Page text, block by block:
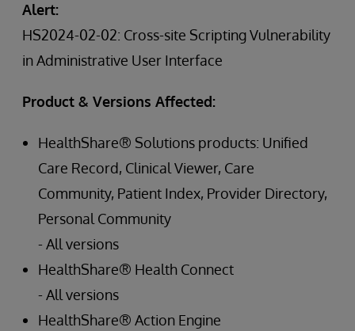
Alert:
HS2024-02-02: Cross-site Scripting Vulnerability
in Administrative User Interface
Product & Versions Affected:
HealthShare® Solutions products: Unified
Care Record, Clinical Viewer, Care
Community, Patient Index, Provider Directory,
Personal Community
- All versions
HealthShare® Health Connect
- All versions
HealthShare® Action Engine